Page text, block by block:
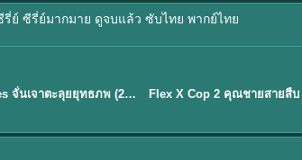
รี่ย์ ซีรี่ย์มากมาย ดูจบแล้ว ซับไทย พากย์ไทย
Zhan Zhao Adventures จั่นเจาตะลุยยุทธภพ (2026) พากย์ไทย ซับไทย EP.1-37 (จบ) ★8